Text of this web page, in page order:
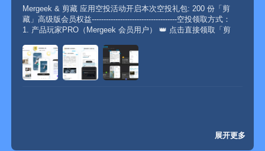
Mergeek & 剪藏 应用空投活动开启本次空投礼包: 200 份「剪
藏」高级版会员权益------------------------------------空投领取方式：
1. 产品玩家PRO（Mergeek 会员用户） 👑 点击直接领取「剪
展开更多